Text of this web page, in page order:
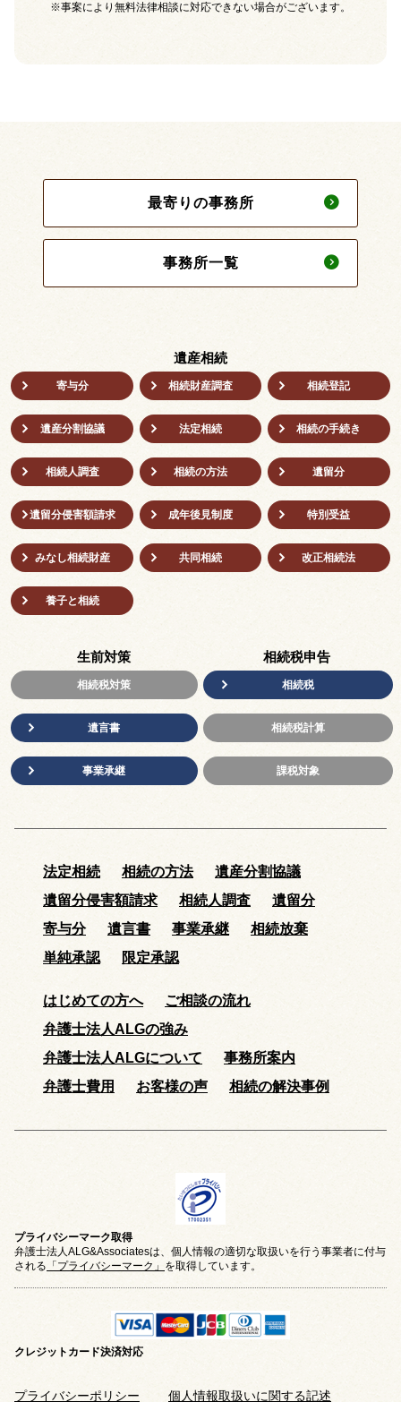
※事案により無料法律相談に対応できない場合がございます。
最寄りの事務所
事務所一覧
遺産相続
寄与分 相続財産調査 相続登記
遺産分割協議 法定相続 相続の⼿続き
相続人調査 相続の方法 遺留分
遺留分侵害額請求 成年後⾒制度 特別受益
みなし相続財産 共同相続 改正相続法
養子と相続
生前対策
相続税対策
遺言書
事業承継
相続税申告
相続税
相続税計算
課税対象
法定相続 相続の方法
遺産分割協議
遺留分侵害額請求
相続人調査
遺留分
寄与分
遺言書 事業承継
相続放棄
単純承認
限定承認
はじめての方へ
ご相談の流れ
弁護士法人ALGの強み
弁護士法人ALGについて
事務所案内
弁護士費用
お客様の声 相続の解決事例
プライバシーマーク取得
弁護士法人ALG&Associatesは、個人情報の適切な取扱いを行う事業者に付与
される 「プライバシーマーク」 を取得しています。
クレジットカード決済対応
プライバシーポリシー 個人情報取扱いに関する記述